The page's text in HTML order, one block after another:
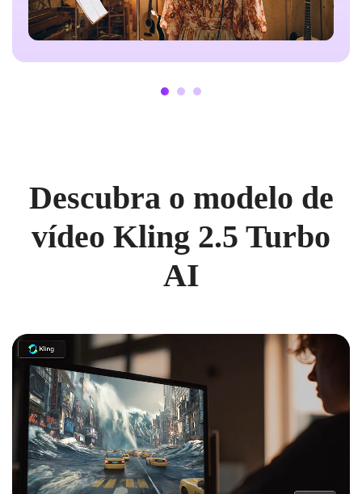
Descubra o modelo de
vídeo Kling 2.5 Turbo
AI